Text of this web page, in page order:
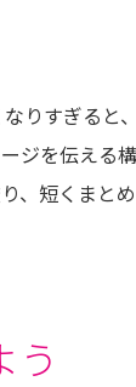
りすぎると
ジを伝える
、短くまと
う